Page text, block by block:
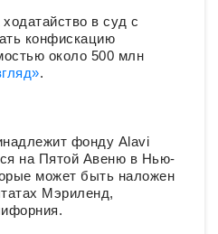
в суд с
конфискацию
около 500 млн
.
фонду Alavi
на Пятой Авеню в Нью-
может быть наложен
Мэриленд,